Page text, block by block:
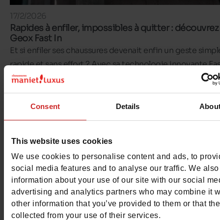
Consent Details
This website uses cookies
We use cookies to personalise content and ads, to
social media features and to analyse our traffic. We
information about your use of our site with our social
advertising and analytics partners who may combine it
other information that you’ve provided to them or that
collected from your use of their services.
17/2/2026
Rapides à enfiler, impossibles à quitter :
Geox Fast In
Et si enfiler ses chaussures devenait enfin un geste
rapide et sans effort ? Avec sa technologie innovante
Geox réinvente le quotidien en proposant des
pensées pour être en
En savoir plus